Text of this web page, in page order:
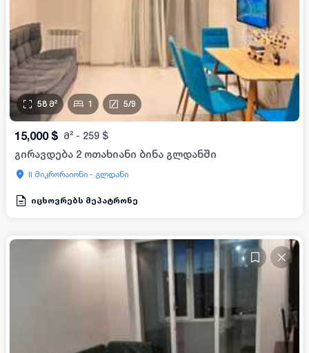
58 მ² 1 5/9
15,000 $ მ² - 259 $
გირავდება 2 ოთახიანი ბინა გლდანში
II მიკრორაიონი - გლდანი
იცხოვრებს მეპატრონე